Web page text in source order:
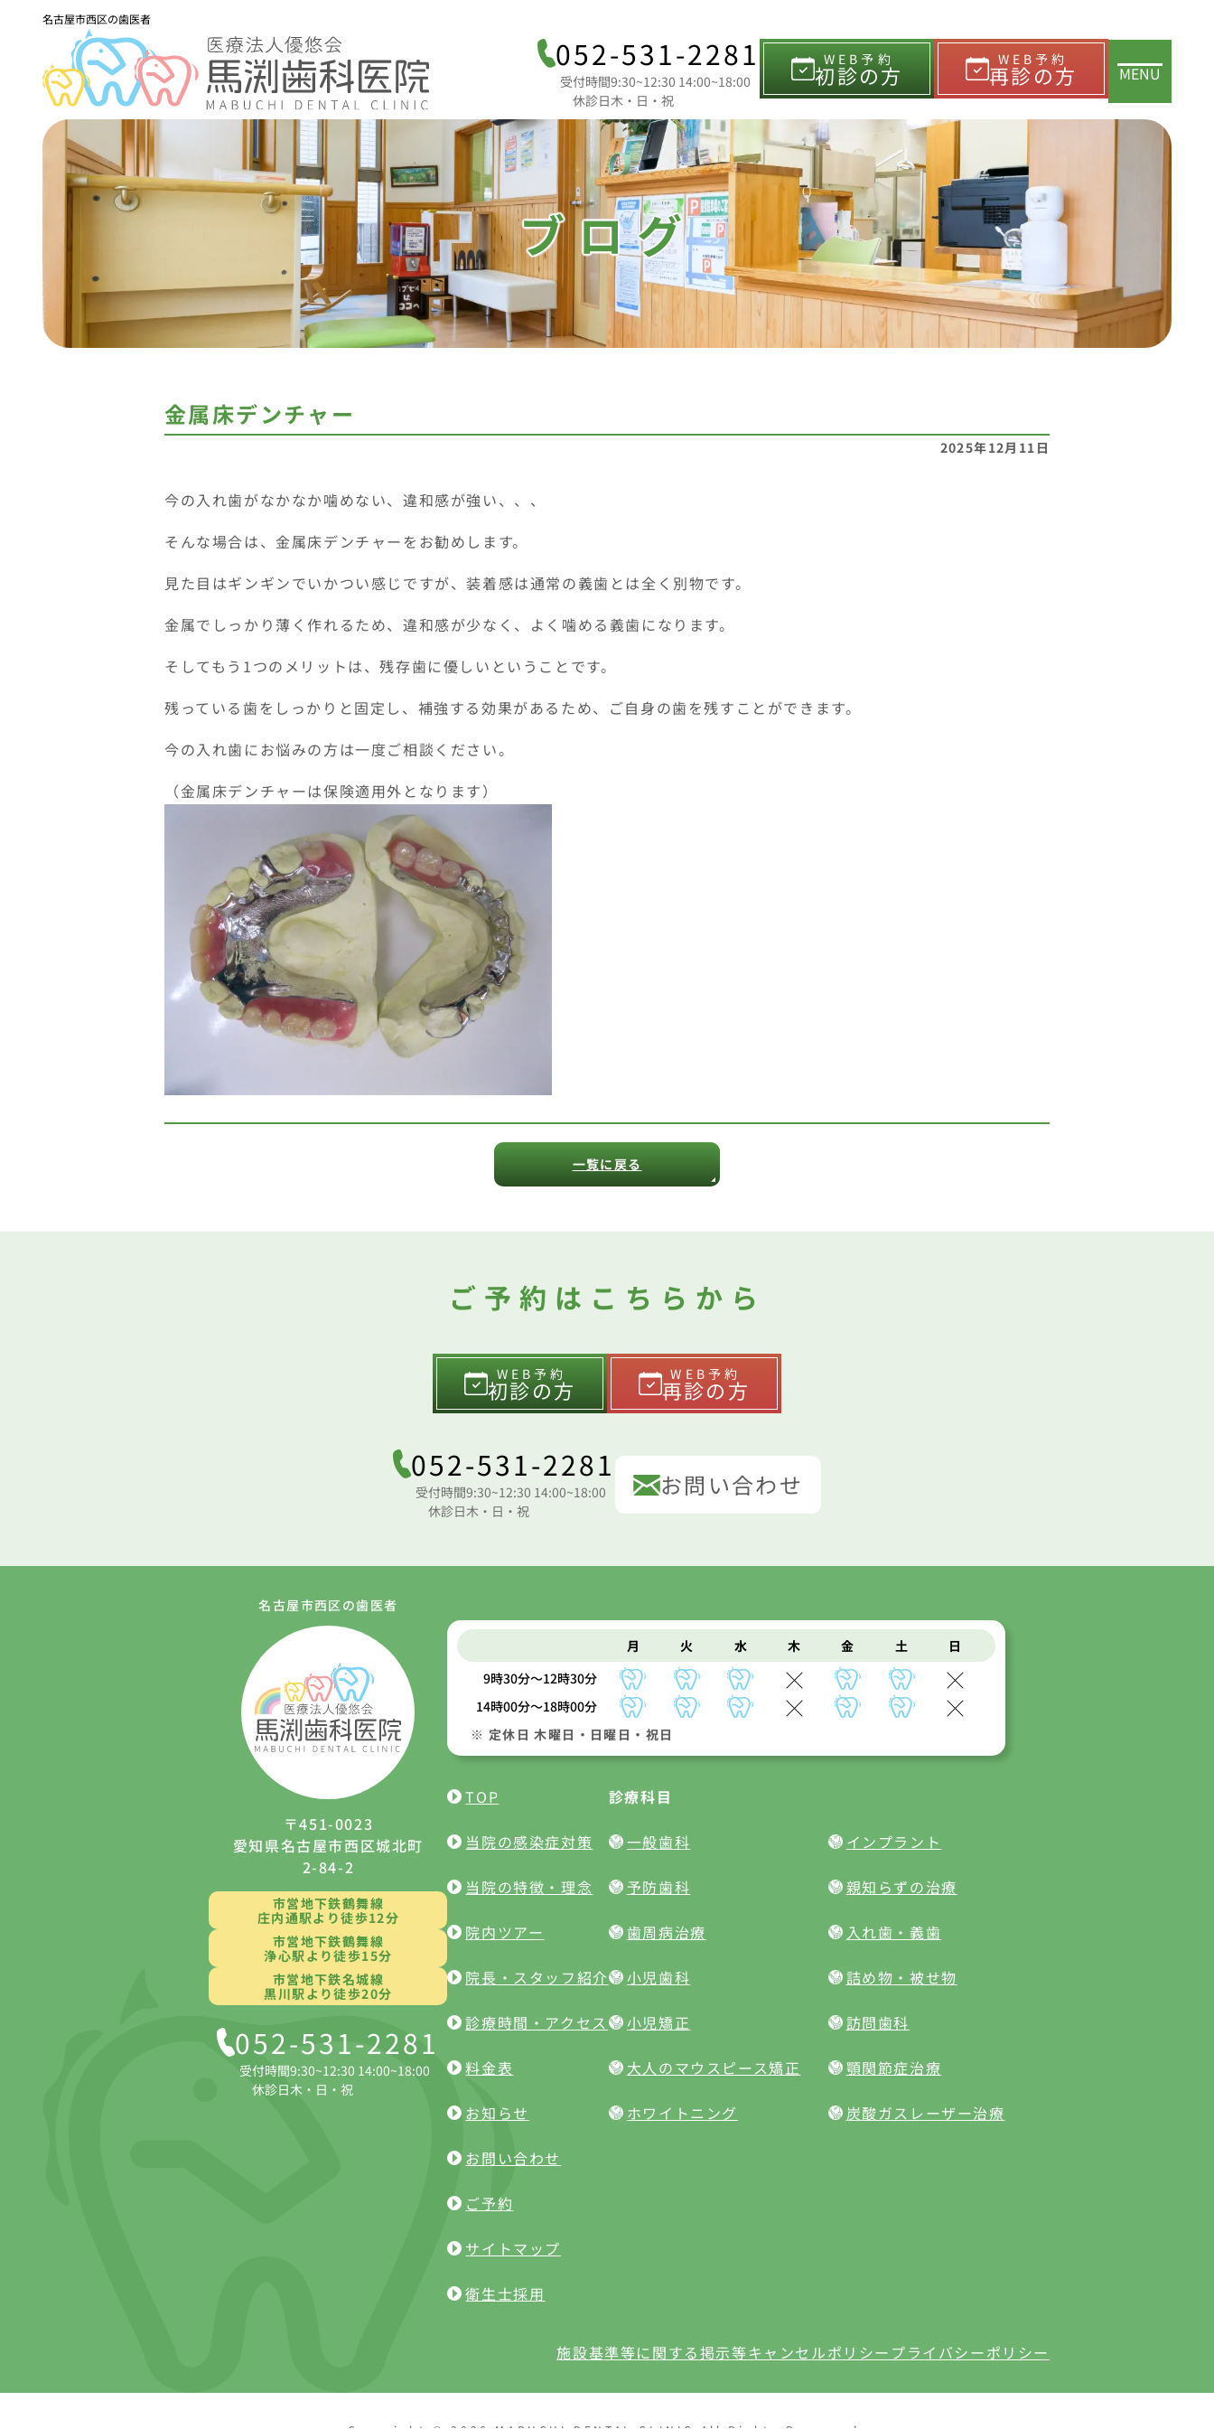
名古屋市西区の歯医者
052-531-2281
受付時間9:30~12:30 14:00~18:00
休診日木・日・祝
WEB予約
初診の方
WEB予約
再診の方
ブログ
金属床デンチャー
2025年12月11日
今の入れ歯がなかなか噛めない、違和感が強い、、、
そんな場合は、金属床デンチャーをお勧めします。
見た目はギンギンでいかつい感じですが、装着感は通常の義歯とは全く別物です。
金属でしっかり薄く作れるため、違和感が少なく、よく噛める義歯になります。
そしてもう1つのメリットは、残存歯に優しいということです。
残っている歯をしっかりと固定し、補強する効果があるため、ご自身の歯を残すことができます。
今の入れ歯にお悩みの方は一度ご相談ください。
（金属床デンチャーは保険適用外となります）
一覧に戻る
ご予約はこちらから
WEB予約
初診の方
WEB予約
再診の方
052-531-2281
受付時間9:30~12:30 14:00~18:00
休診日木・日・祝
お問い合わせ
名古屋市西区の歯医者
〒451-0023
愛知県名古屋市西区城北町
2-84-2
市営地下鉄鶴舞線
庄内通駅より徒歩12分
市営地下鉄鶴舞線
浄心駅より徒歩15分
市営地下鉄名城線
黒川駅より徒歩20分
052-531-2281
受付時間9:30~12:30 14:00~18:00
休診日木・日・祝
月 火 水 木 金 土
日
9時30分～12時30分
14時00分～18時00分
※ 定休日 木曜日・日曜日・祝日
TOP
当院の感染症対策
当院の特徴・理念
院内ツアー
院長・スタッフ紹介
診療時間・アクセス
料金表
お知らせ
お問い合わせ
ご予約
サイトマップ
衛生士採用
診療科目
一般歯科
予防歯科
歯周病治療
小児歯科
小児矯正
大人のマウスピース矯正
ホワイトニング
インプラント
親知らずの治療
入れ歯・義歯
詰め物・被せ物
訪問歯科
顎関節症治療
炭酸ガスレーザー治療
施設基準等に関する掲示等キャンセルポリシー プライバシーポリシー